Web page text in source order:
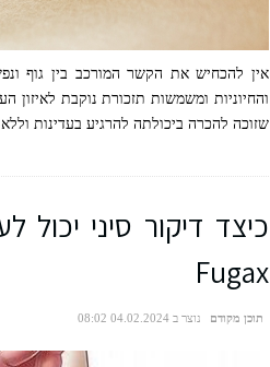
דיקור סיני לבעיות עיכול
אין להכחיש את הקשר המורכב בין גוף
והחיוניות ומשמשות תזכורת נוקבת
שזוכה להכרה ביכולתה להרגיע בעדינות
Fugax
תוכן מקודם נוצר ב 04.02.2024 08:02